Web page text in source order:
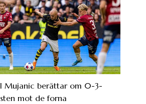
Mujanic berättar om 0-3-
mot de forna